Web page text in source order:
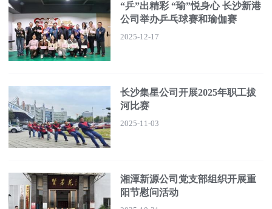
“乒”出精彩 “瑜”悦身心 长沙新港
公司举办乒乓球赛和瑜伽赛
2025-12-17
长沙集星公司开展2025年职工拔
河比赛
2025-11-03
湘潭新源公司党支部组织开展重
阳节慰问活动